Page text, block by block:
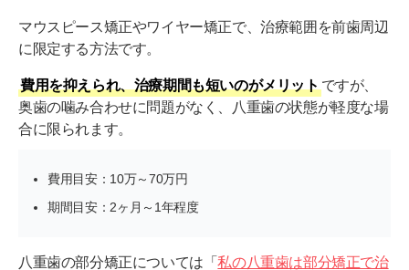
マウスピース矯正やワイヤー矯正で、治療範囲を前歯周辺
に限定する方法です。
費用を抑えられ、治療期間も短いのがメリット ですが、
奥歯の噛み合わせに問題がなく、八重歯の状態が軽度な場
合に限られます。
費用目安：10万～70万円
期間目安：2ヶ月～1年程度
八重歯の部分矯正については「私の八重歯は部分矯正で治